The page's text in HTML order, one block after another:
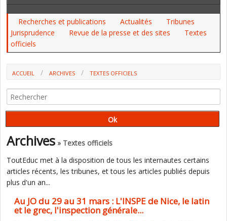
Recherches et publications Actualités
Tribunes
Jurisprudence
Revue de la presse et des sites
Textes
officiels
ACCUEIL ARCHIVES
TEXTES OFFICIELS
L'INSPECTION GÉNÉRALE...
Archives » Textes officiels
ToutEduc met à la disposition de tous les internautes certains
articles récents, les tribunes, et tous les articles publiés depuis
plus d'un an...
Au JO du 29 au 31 mars : L'INSPE de Nice, le latin
et le grec, l'inspection générale...